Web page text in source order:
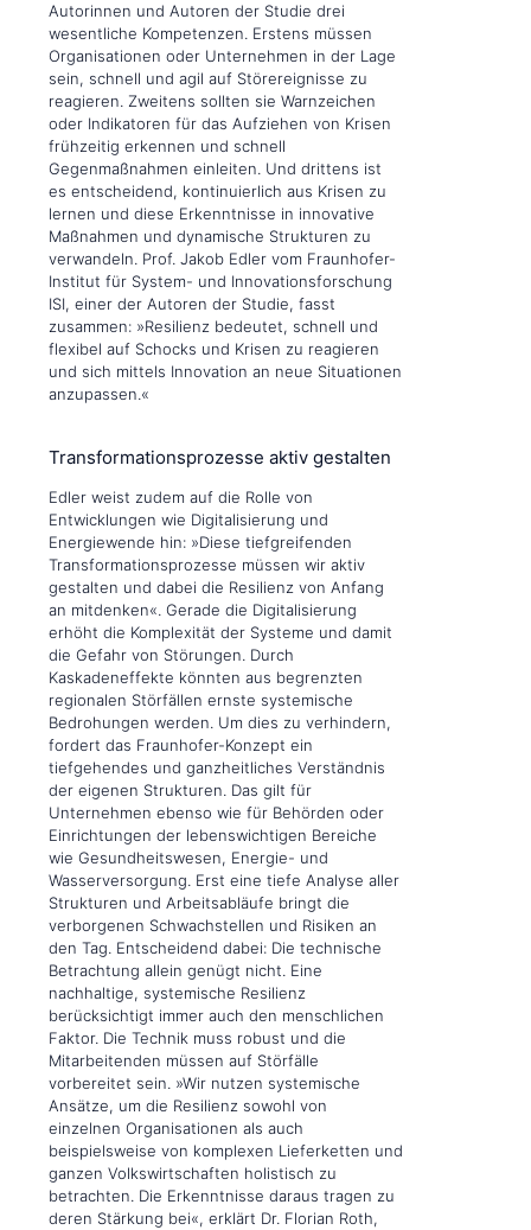
Autorinnen und Autoren der Studie drei
wesentliche Kompetenzen. Erstens müssen
Organisationen oder Unternehmen in der Lage
sein, schnell und agil auf Störereignisse zu
reagieren. Zweitens sollten sie Warnzeichen
oder Indikatoren für das Aufziehen von Krisen
frühzeitig erkennen und schnell
Gegenmaßnahmen einleiten. Und drittens ist
es entscheidend, kontinuierlich aus Krisen zu
lernen und diese Erkenntnisse in innovative
Maßnahmen und dynamische Strukturen zu
verwandeln. Prof. Jakob Edler vom Fraunhofer-
Institut für System- und Innovationsforschung
ISI, einer der Autoren der Studie, fasst
zusammen: »Resilienz bedeutet, schnell und
flexibel auf Schocks und Krisen zu reagieren
und sich mittels Innovation an neue Situationen
anzupassen.«
Transformationsprozesse aktiv gestalten
Edler weist zudem auf die Rolle von
Entwicklungen wie Digitalisierung und
Energiewende hin: »Diese tiefgreifenden
Transformationsprozesse müssen wir aktiv
gestalten und dabei die Resilienz von Anfang
an mitdenken«. Gerade die Digitalisierung
erhöht die Komplexität der Systeme und damit
die Gefahr von Störungen. Durch
Kaskadeneffekte könnten aus begrenzten
regionalen Störfällen ernste systemische
Bedrohungen werden. Um dies zu verhindern,
fordert das Fraunhofer-Konzept ein
tiefgehendes und ganzheitliches Verständnis
der eigenen Strukturen. Das gilt für
Unternehmen ebenso wie für Behörden oder
Einrichtungen der lebenswichtigen Bereiche
wie Gesundheitswesen, Energie- und
Wasserversorgung. Erst eine tiefe Analyse aller
Strukturen und Arbeitsabläufe bringt die
verborgenen Schwachstellen und Risiken an
den Tag. Entscheidend dabei: Die technische
Betrachtung allein genügt nicht. Eine
nachhaltige, systemische Resilienz
berücksichtigt immer auch den menschlichen
Faktor. Die Technik muss robust und die
Mitarbeitenden müssen auf Störfälle
vorbereitet sein. »Wir nutzen systemische
Ansätze, um die Resilienz sowohl von
einzelnen Organisationen als auch
beispielsweise von komplexen Lieferketten und
ganzen Volkswirtschaften holistisch zu
betrachten. Die Erkenntnisse daraus tragen zu
deren Stärkung bei«, erklärt Dr. Florian Roth,